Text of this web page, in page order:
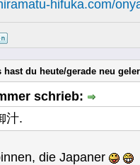
hifuka.com/
hast du heute/gerade neu
schrieb:
汁.
die Japaner